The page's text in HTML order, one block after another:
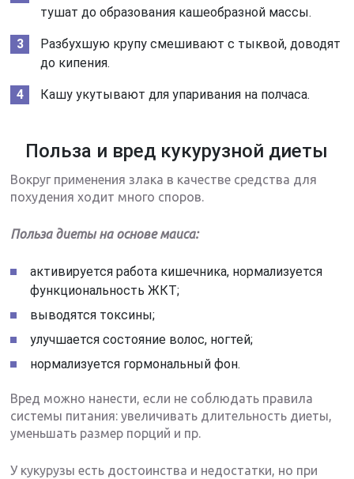
тушат до образования кашеобразной массы.
Разбухшую крупу смешивают с тыквой, доводят
до кипения.
Кашу укутывают для упаривания на полчаса.
Польза и вред кукурузной диеты
Вокруг применения злака в качестве средства для
похудения ходит много споров.
Польза диеты на основе маиса:
активируется работа кишечника, нормализуется
функциональность ЖКТ;
выводятся токсины;
улучшается состояние волос, ногтей;
нормализуется гормональный фон.
Вред можно нанести, если не соблюдать правила
системы питания: увеличивать длительность диеты,
уменьшать размер порций и пр.
У кукурузы есть достоинства и недостатки, но при